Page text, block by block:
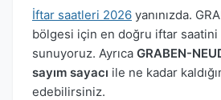
İftar saatleri 2026 yanınızda.
bölgesi için en doğru iftar
sunuyoruz. Ayrıca GRABEN-
sayım sayacı ile ne kadar
edebilirsiniz.